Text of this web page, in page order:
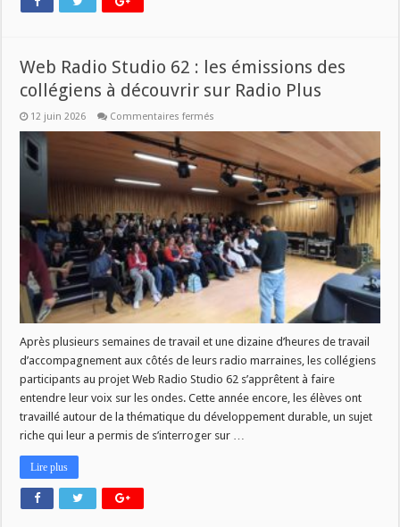
Web Radio Studio 62 : les émissions des
collégiens à découvrir sur Radio Plus
12 juin 2026 Commentaires fermés
Radio
Studio
62
les
émissions
collégiens
à
découvrir
sur
Radio
Plus
Après plusieurs semaines de travail et une dizaine d’heures de travail
d’accompagnement aux côtés de leurs radio marraines, les collégiens
participants au projet Web Radio Studio 62 s’apprêtent à faire
entendre leur voix sur les ondes. Cette année encore, les élèves ont
travaillé autour de la thématique du développement durable, un sujet
riche qui leur a permis de s’interroger sur …
Lire plus